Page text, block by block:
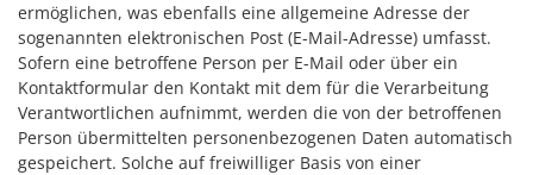
ermöglichen, was ebenfalls eine allgemeine Adresse der
sogenannten elektronischen Post (E-Mail-Adresse) umfasst.
Sofern eine betroffene Person per E-Mail oder über ein
Kontaktformular den Kontakt mit dem für die Verarbeitung
Verantwortlichen aufnimmt, werden die von der betroffenen
Person übermittelten personenbezogenen Daten automatisch
gespeichert. Solche auf freiwilliger Basis von einer